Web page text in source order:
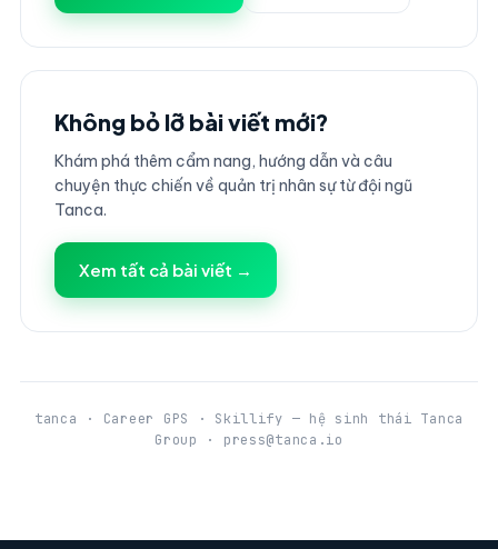
Không bỏ lỡ bài viết mới?
Khám phá thêm cẩm nang, hướng dẫn và câu
chuyện thực chiến về quản trị nhân sự từ đội ngũ
Tanca.
Xem tất cả bài viết →
tanca · Career GPS · Skillify — hệ sinh thái Tanca
Group · press@tanca.io